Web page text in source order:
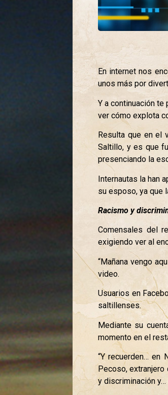
En internet nos
unos más por
Y a continuación
ver cómo explota
Resulta que en el
Saltillo, y es que
presenciando la
Internautas la han
su esposo, ya que
Racismo y
Comensales del
exigiendo ver al
“Mañana vengo
video.
Usuarios en
saltillenses.
Mediante su
momento en el
“Y recuerden… en
Pecoso,
y discriminación